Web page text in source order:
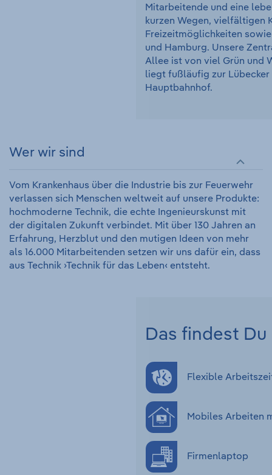
Mitarbeitende und eine
kurzen Wegen, vielfältigen
Freizeitmöglichkeiten
und Hamburg. Unsere
Allee ist von viel Grün und
liegt fußläufig zur
Hauptbahnhof.
Wer wir sind
Vom Krankenhaus über die Industrie bis zur Feuerwehr
verlassen sich Menschen weltweit auf unsere Produkte:
hochmoderne Technik, die echte Ingenieurskunst mit
der digitalen Zukunft verbindet. Mit über 130 Jahren an
Erfahrung, Herzblut und den mutigen Ideen von mehr
als 16.000 Mitarbeitenden setzen wir uns dafür ein, dass
aus Technik ›Technik für das Leben‹ entsteht.
Das findest Du
Flexible
Mobiles Arbeiten
Firmenlaptop